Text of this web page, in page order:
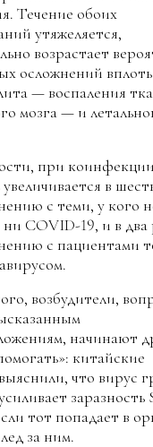
Течение обоих
утяжеляется,
возрастает
осложнений
— воспаления
мозга — и
при
в
с теми, у кого
COVID-19, и в
с пациентами
возбудители,
начинают
китайские
что вирус
заразность
тот попадает в
за ним.